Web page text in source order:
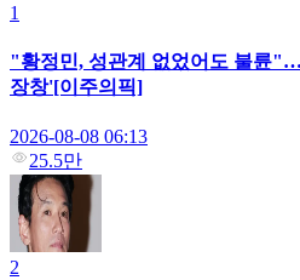
1
"황정민, 성관계 없었어도 불륜
장창'[이주의픽]
2026-08-08 06:13
25.5만
2